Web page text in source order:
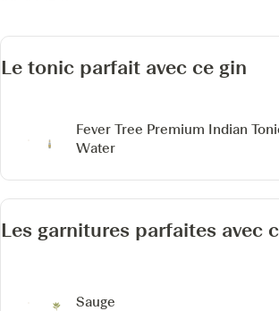
Le tonic parfait avec ce gin
Fever Tree Premium Indian
Water
Les garnitures parfaites avec
Sauge